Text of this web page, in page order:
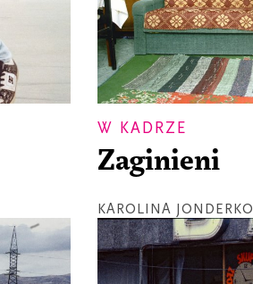
W KADRZE
Zaginieni
KAROLINA JONDERKO